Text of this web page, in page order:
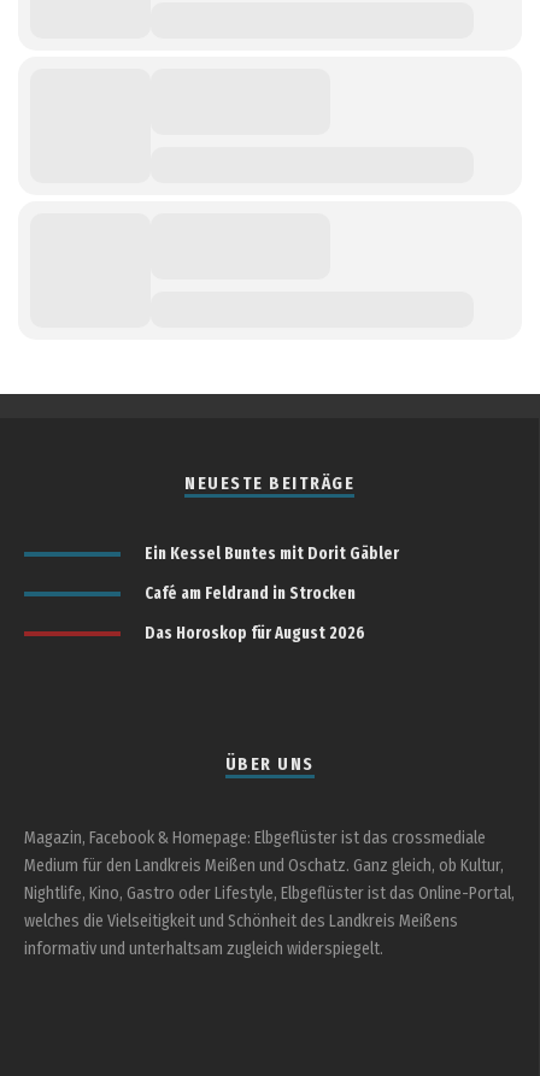
NEUESTE BEITRÄGE
Ein Kessel Buntes mit Dorit Gäbler
Café am Feldrand in Strocken
Das Horoskop für August 2026
ÜBER UNS
Magazin, Facebook & Homepage: Elbgeflüster ist das crossmediale
Medium für den Landkreis Meißen und Oschatz. Ganz gleich, ob Kultur,
Nightlife, Kino, Gastro oder Lifestyle, Elbgeflüster ist das Online-Portal,
welches die Vielseitigkeit und Schönheit des Landkreis Meißens
informativ und unterhaltsam zugleich widerspiegelt.